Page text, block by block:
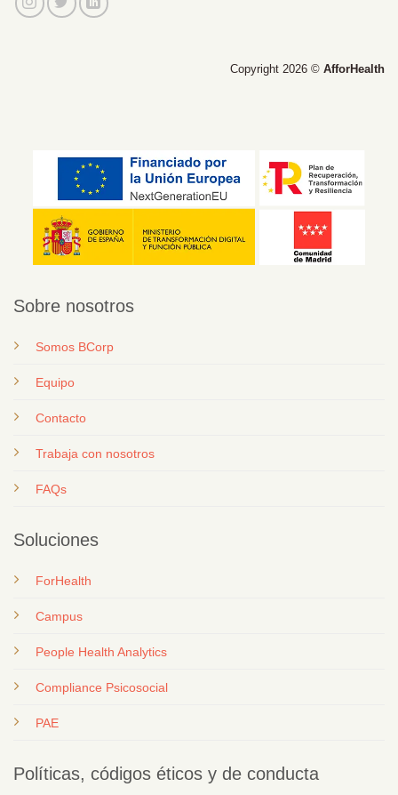
Copyright 2026 © AfforHealth
Sobre nosotros
Somos BCorp
Equipo
Contacto
Trabaja con nosotros
FAQs
Soluciones
ForHealth
Campus
People Health Analytics
Compliance Psicosocial
PAE
Políticas, códigos éticos y de conducta